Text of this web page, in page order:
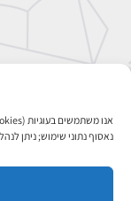
נאסוף נתוני שימוש; ניתן
אבן